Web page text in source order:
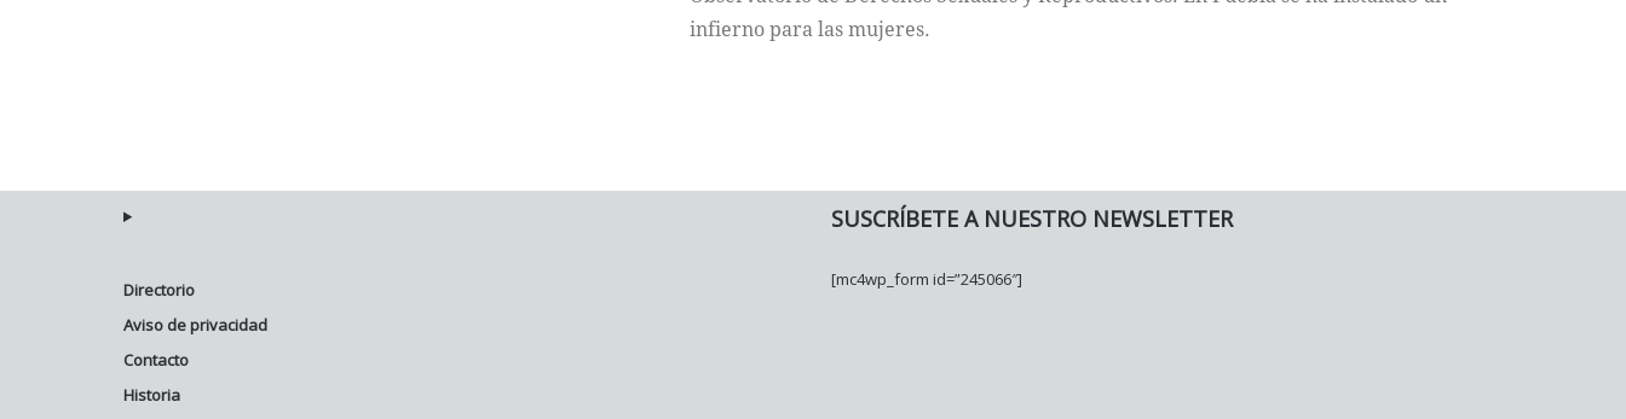
infierno para las mujeres.
Directorio
Aviso de privacidad
Contacto
Historia
SUSCRÍBETE A NUESTRO NEWSLETTER
[mc4wp_form id=”245066″]